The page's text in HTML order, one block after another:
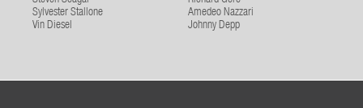
Sylvester Stallone
Amedeo Nazzari
Vin Diesel
Johnny Depp